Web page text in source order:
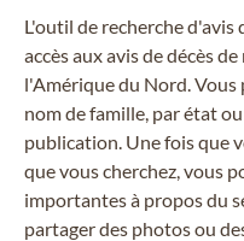
L'outil de recherche d'avis
accès aux avis de décès
l'Amérique du Nord. Vous
nom de famille, par état
publication. Une fois que
que vous cherchez, vous
importantes à propos du
partager des photos ou